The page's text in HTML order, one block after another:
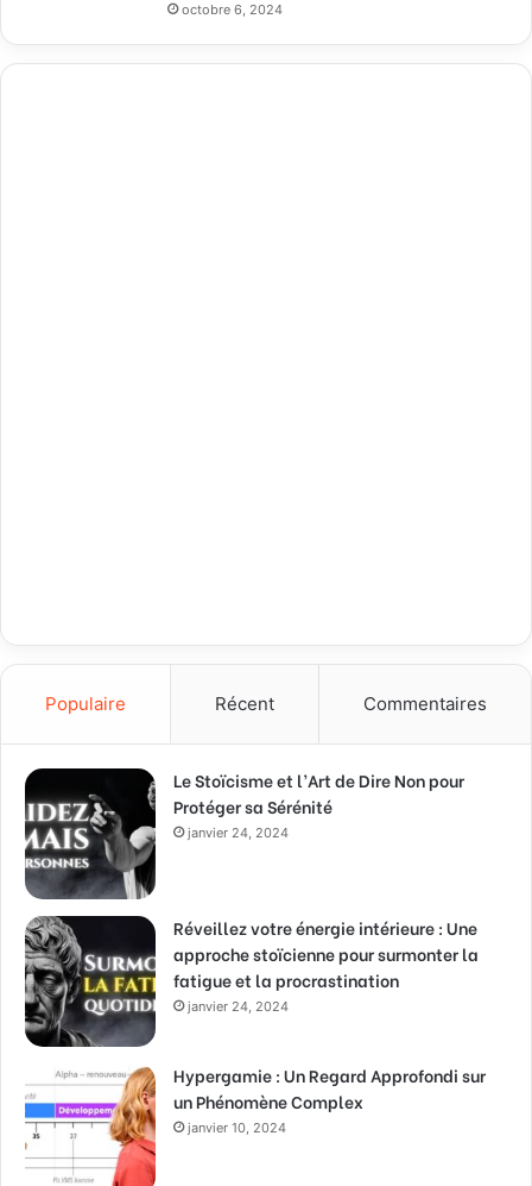
octobre 6, 2024
Populaire Récent Commentaires
Le Stoïcisme et l’Art de Dire Non pour
Protéger sa Sérénité
janvier 24, 2024
Réveillez votre énergie intérieure : Une
approche stoïcienne pour surmonter la
fatigue et la procrastination
janvier 24, 2024
Hypergamie : Un Regard Approfondi sur
un Phénomène Complex
janvier 10, 2024